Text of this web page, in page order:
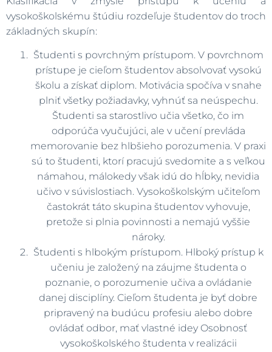
vysokoškolskému štúdiu rozdeľuje študentov do troch
základných skupín:
Študenti s povrchným prístupom. V povrchnom
prístupe je cieľom študentov absolvovať vysokú
školu a získať diplom. Motivácia spočíva v snahe
plniť všetky požiadavky, vyhnúť sa neúspechu.
Študenti sa starostlivo učia všetko, čo im
odporúča vyučujúci, ale v učení prevláda
memorovanie bez hlbšieho porozumenia. V praxi
sú to študenti, ktorí pracujú svedomite a s veľkou
námahou, málokedy však idú do hĺbky, nevidia
učivo v súvislostiach. Vysokoškolským učiteľom
častokrát táto skupina študentov vyhovuje,
pretože si plnia povinnosti a nemajú vyššie
nároky.
Študenti s hlbokým prístupom. Hlboký prístup k
učeniu je založený na záujme študenta o
poznanie, o porozumenie učiva a ovládanie
danej disciplíny. Cieľom študenta je byť dobre
pripravený na budúcu profesiu alebo dobre
ovládať odbor, mať vlastné idey Osobnosť
vysokoškolského študenta v realizácii